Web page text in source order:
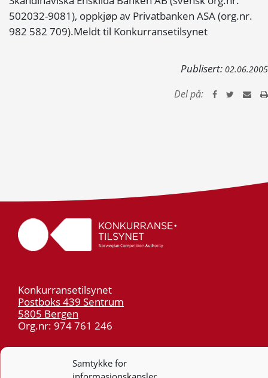
Samtykke for
502032-9081), oppkjøp av Privatbanken ASA (org.nr.
982 582 709).Meldt til Konkurransetilsynet
Publisert: 02.06.2005
Del på:
Konkurransetilsynet
Postboks 439 Sentrum
5805 Bergen
Org.nr: 974 761 246
55 59 75 00
post@kt.no